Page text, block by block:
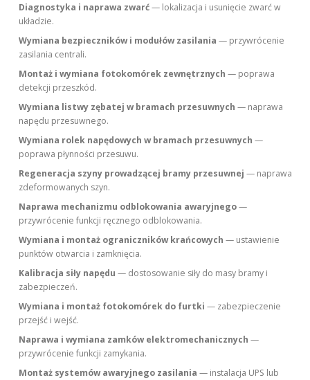
Diagnostyka i naprawa zwarć— lokalizacja i usunięcie zwarć w
układzie.
Wymiana bezpieczników i modułów zasilania — przywrócenie
zasilania centrali.
Montaż i wymiana fotokomórek zewnętrznych — poprawa
detekcji przeszkód.
Wymiana listwy zębatej w bramach przesuwnych — naprawa
napędu przesuwnego.
Wymiana rolek napędowych w bramach przesuwnych —
poprawa płynności przesuwu.
Regeneracja szyny prowadzącej bramy przesuwnej — naprawa
zdeformowanych szyn.
Naprawa mechanizmu odblokowania awaryjnego—
przywrócenie funkcji ręcznego odblokowania.
Wymiana i montaż ograniczników krańcowych — ustawienie
punktów otwarcia i zamknięcia.
Kalibracja siły napędu — dostosowanie siły do masy bramy i
zabezpieczeń.
Wymiana i montaż fotokomórek do furtki — zabezpieczenie
przejść i wejść.
Naprawa i wymiana zamków elektromechanicznych —
przywrócenie funkcji zamykania.
Montaż systemów awaryjnego zasilania — instalacja UPS lub